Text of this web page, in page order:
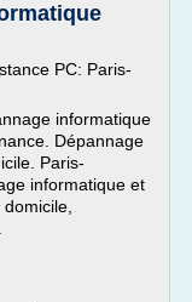
PC: Paris-
informatique
Dépannage
Paris-
informatique et